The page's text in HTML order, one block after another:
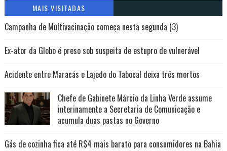
MAIS VISITADAS
Campanha de Multivacinação começa nesta segunda (3)
Ex-ator da Globo é preso sob suspeita de estupro de vulnerável
Acidente entre Maracás e Lajedo do Tabocal deixa três mortos
Chefe de Gabinete Márcio da Linha Verde assume
interinamente a Secretaria de Comunicação e
acumula duas pastas no Governo
Gás de cozinha fica até R$4 mais barato para consumidores na Bahia